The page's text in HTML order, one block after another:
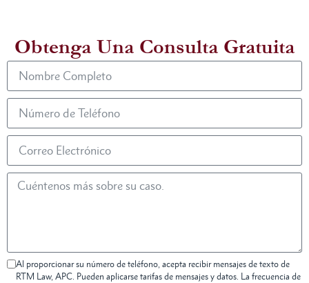
Obtenga Una Consulta Gratuita
Al proporcionar su número de teléfono, acepta recibir mensajes de texto de
RTM Law, APC. Pueden aplicarse tarifas de mensajes y datos. La frecuencia de